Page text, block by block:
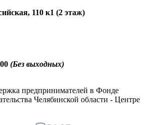
110 к1 (2 этаж)
(Без выходных)
предпринимателей в Фонде
Челябинской области - Центре